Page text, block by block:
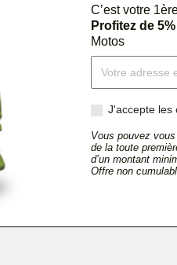
C’est votre
Profitez de
Motos
J'accepte les
Vous pouvez
de la toute
d’un montant
Offre non